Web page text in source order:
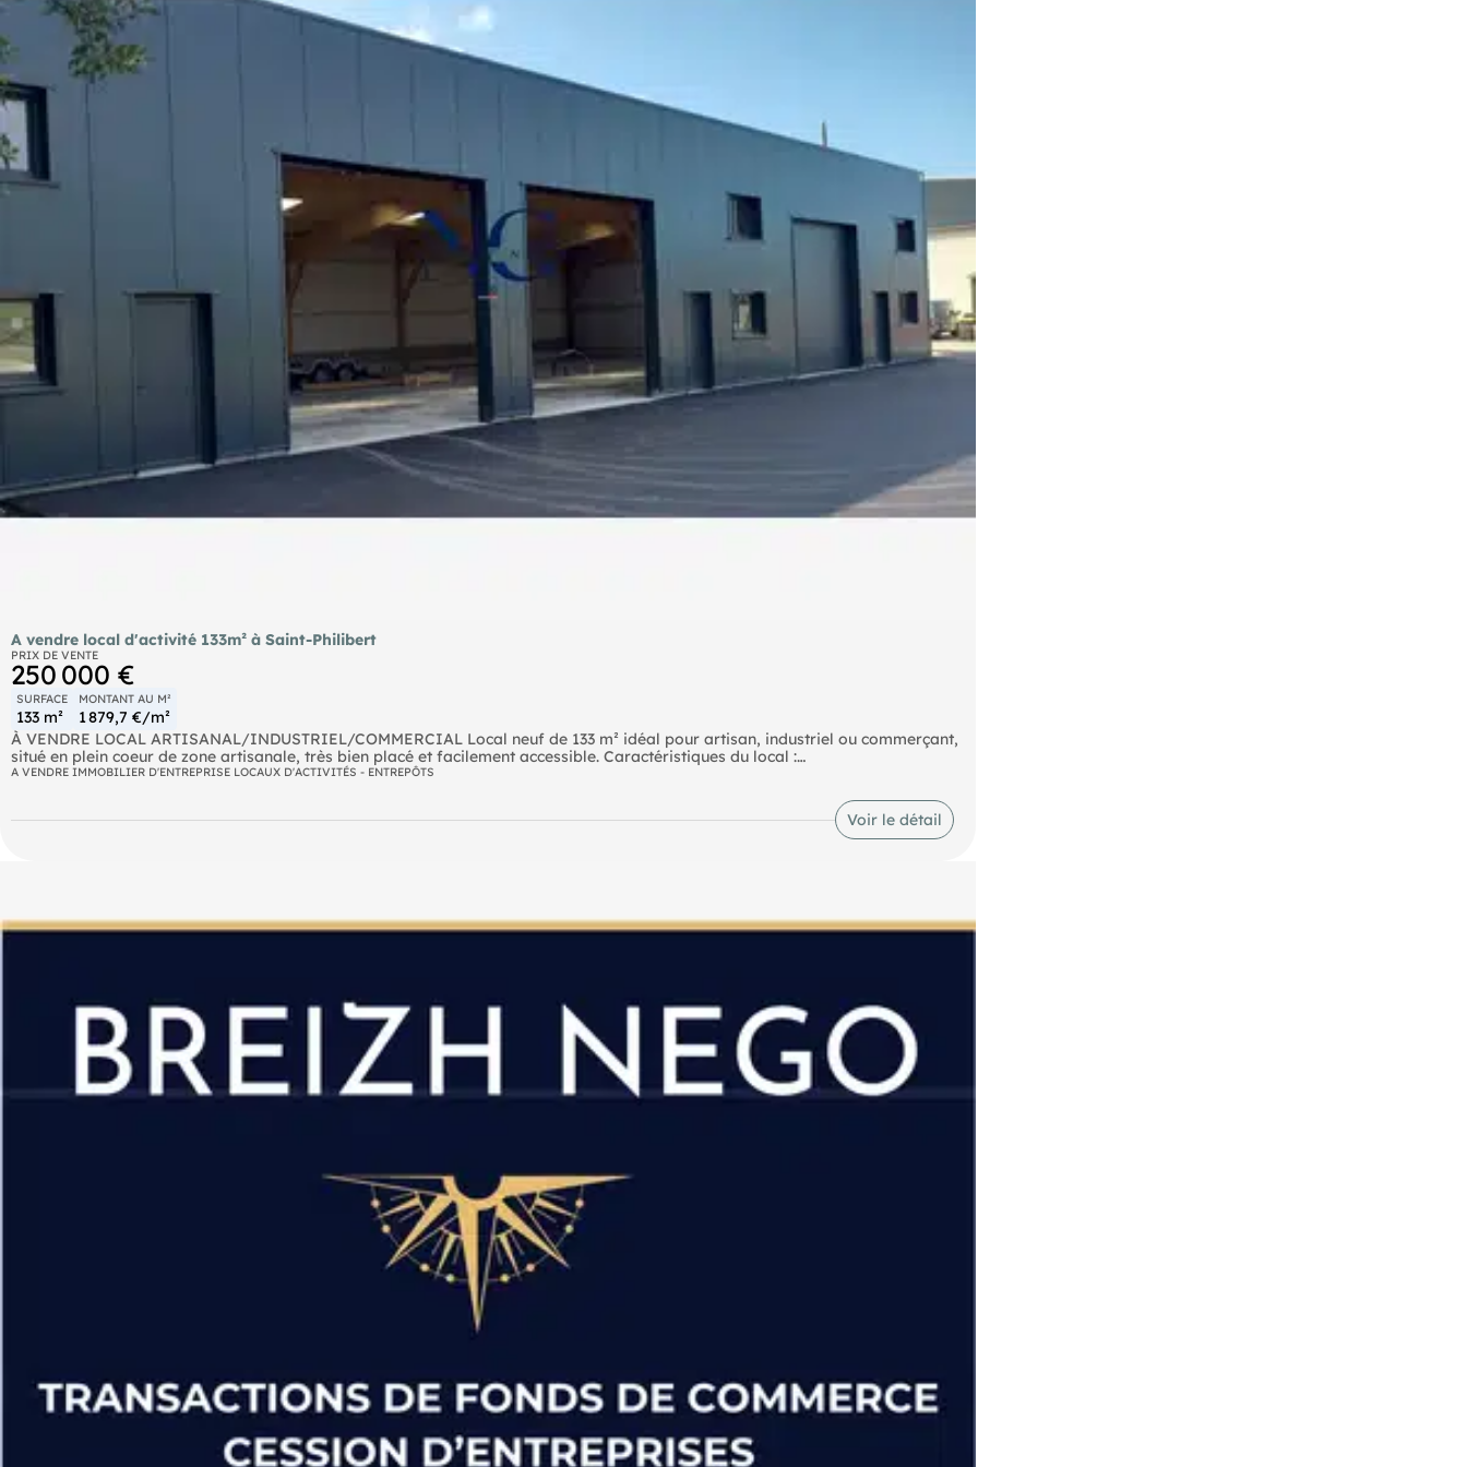
A vendre local d'activité 133m² à Saint-Philibert
PRIX DE VENTE
250 000 €
SURFACE
133 m²
MONTANT AU M²
1 879,7 €/m²
À VENDRE LOCAL ARTISANAL/INDUSTRIEL/COMMERCIAL Local neuf de 133 m² idéal pour artisan, industriel ou commerçant,
situé en plein coeur de zone artisanale, très bien placé et facilement accessible. Caractéristiques du local :
- Surface de 133 m²
- Tous les fluides, arrivées en attentes (électricité, eau, assainissement).
- Commerces de gros ou de détail
- Vente à professionnel uniquement
- Disponible immédiatement
- Honoraires agence : 8% HT du prix de vente Contactez-nous dès maintenant pour une visite ou plus d'informations Ne
manquez pas cette opportunité de développer votre activité dans un local neuf et parfaitement équipé ! Venez visiter nos autres
biens sur notre site Spécialiste depuis plus de 20 ans en transactions de fonds de commerces et Entreprises, vous pouvez
compter sur une équipe de professionnels vous accompagnant tout au long de la réalisation de votre projet. Nous vous
proposons une sélection d'hôtels, bars, restaurants et tabacs en Bretagne sur le secteur du Morbihan (56) du Finistère (29) et de
fonds de commerce. (EI) Agent Commercial
A VENDRE IMMOBILIER D'ENTREPRISE LOCAUX D'ACTIVITÉS - ENTREPÔTS
Voir le détail